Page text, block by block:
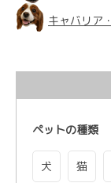
キャバリア
ペットの種類
犬 猫